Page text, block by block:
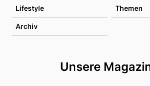
Lifestyle Themen
Archiv
Unsere